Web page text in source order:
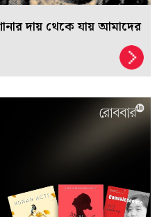
দায় থেকে যায় আমাদের